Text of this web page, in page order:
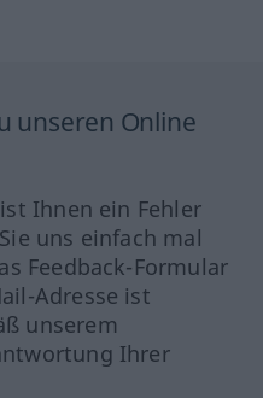
unseren Online
Ihnen ein Fehler
uns einfach mal
Feedback-Formular
Adresse ist
unserem
Ihrer